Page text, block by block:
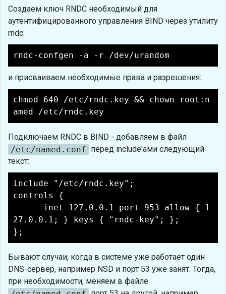
Создаем ключ RNDC необходимый для
аутентифицированного управления BIND через утилиту
rndc:
rndc-confgen -a -r /dev/urandom
и присваиваем необходимые права и разрешения:
chmod 640 /etc/rndc.key && chown root:n
amed /etc/rndc.key
Подключаем RNDC в BIND - добавляем в файл
/etc/named.conf перед include'ами следующий
текст:
include "/etc/rndc.key";
controls {
inet 127.0.0.1 port 953 allow { 1
27.0.0.1; } keys { "rndc-key"; };
};
Бывают случаи, когда в системе уже работает один
DNS-сервер, например NSD и порт 53 уже занят. Тогда,
при необходимости, меняем в файле